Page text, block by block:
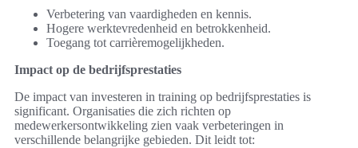
Verbetering van vaardigheden en kennis.
Hogere werktevredenheid en betrokkenheid.
Toegang tot carrièremogelijkheden.
Impact op de bedrijfsprestaties
De impact van investeren in training op bedrijfsprestaties is
significant. Organisaties die zich richten op
medewerkersontwikkeling zien vaak verbeteringen in
verschillende belangrijke gebieden. Dit leidt tot: